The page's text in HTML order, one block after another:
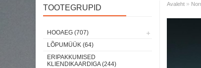
TOOTEGRUPID
HOOAEG (707)
LÕPUMÜÜK (64)
ERIPAKKUMISED
KLIENDIKAARDIGA (244)
Avaleht »